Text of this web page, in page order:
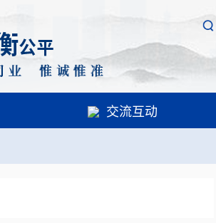
交流互动